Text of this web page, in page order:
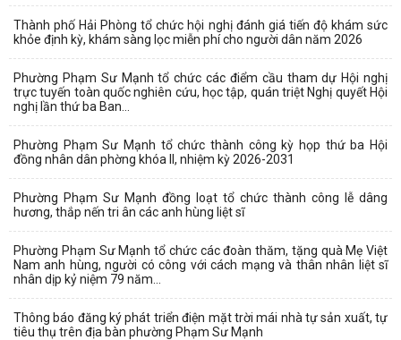
Thành phố Hải Phòng tổ chức hội nghị đánh giá tiến độ khám sức
khỏe định kỳ, khám sàng lọc miễn phí cho người dân năm 2026
Phường Phạm Sư Mạnh tổ chức các điểm cầu tham dự Hội nghị
trực tuyến toàn quốc nghiên cứu, học tập, quán triệt Nghị quyết Hội
nghị lần thứ ba Ban...
Phường Phạm Sư Mạnh tổ chức thành công kỳ họp thứ ba Hội
đồng nhân dân phờng khóa II, nhiệm kỳ 2026-2031
Phường Phạm Sư Mạnh đồng loạt tổ chức thành công lễ dâng
hương, thắp nến tri ân các anh hùng liệt sĩ
Phường Phạm Sư Mạnh tổ chức các đoàn thăm, tặng quà Mẹ Việt
Nam anh hùng, người có công với cách mạng và thân nhân liệt sĩ
nhân dịp kỷ niệm 79 năm...
Thông báo đăng ký phát triển điện mặt trời mái nhà tự sản xuất, tự
tiêu thụ trên địa bàn phường Phạm Sư Mạnh